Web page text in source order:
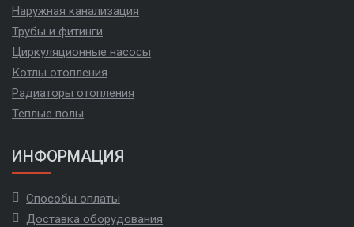
Наружная канализация
Трубы и фитинги
Циркуляционные насосы
Котлы отопления
Радиаторы отопления
Теплые полы
ИНФОРМАЦИЯ
Способы оплаты
Доставка оборудования